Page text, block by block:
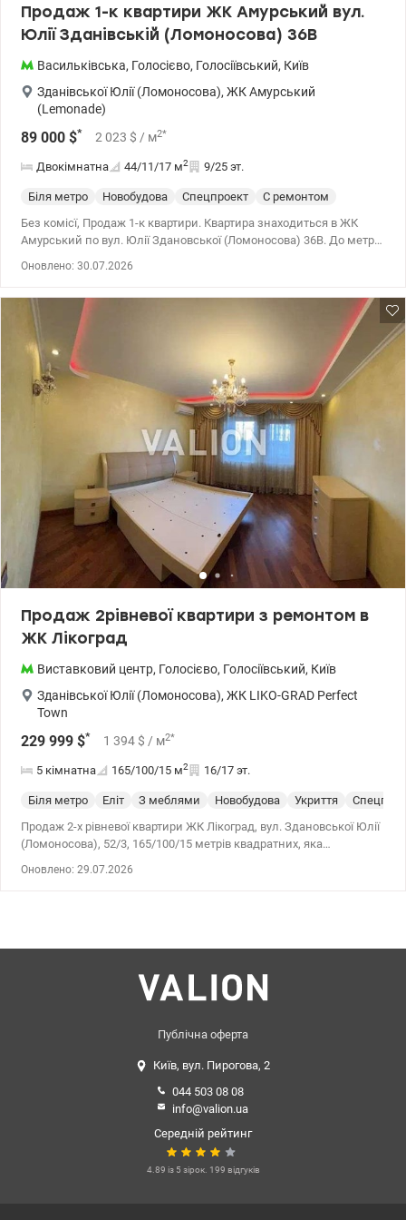
ВДНГ (Національний комплекс «Експоцентр України»), ТРЦ
«Магелан», Київський іподром, Льодовий стадіон, ТЦ «Магелан»,
басейнами «Sport-Life». До метро Васильківська та Голосіївська -
10 хв. пішки. Розглядаємо продаж за державними програмами.
Телефонуйте. Завжди рада допомогти. Ціна 95000 у.о.,
0639593756 Ірина valion.ua/1145625
Продаж 1-к квартири ЖК Амурський вул.
Юлії Зданівській (Ломоносова) 36В
Васильківська, Голосієво, Голосіївський, Київ
Зданівської Юлії (Ломоносова), ЖК Амурський
(Lemonade)
89 000 $* 2 023 $ / м2*
Двокімнатна 44/11/17 м2 9/25 эт.
Біля метро Новобудова Спецпроект
С ремонтом
Без комісї, Продаж 1-к квартири. Квартира знаходиться в ЖК
Амурський по вул. Юлії Здановської (Ломоносова) 36В. До метро
консьєрж, 2 пасажирські і один грузовий ліфт. 9 поверх, площа
Лічильники на воду, електрику і опалення Анастасія 0932311808
Valion.ua/1139744 Ціна 89000 у.о
Оновлено: 30.07.2026
Продаж 2рівневої квартири з ремонтом в
ЖК Лікоград
Виставковий центр, Голосієво, Голосіївський, Київ
Зданівської Юлії (Ломоносова), ЖК LIKO-GRAD Perfect
Town
229 999 $* 1 394 $ / м2*
5 кімнатна 165/100/15 м2 16/17 эт.
Біля метро Еліт З меблями Новобудова Укриття
Продаж 2-х рівневої квартири ЖК Лікоград, вул. Здановської Юлії
(Ломоносова), 52/3, 165/100/15 метрів квадратних, яка
меблями та технікою. У квартирі ніхто не жив після ремонту.
Оксана 0677241286, valion.ua/1039332
Оновлено: 29.07.2026
Публічна оферта
Київ, вул. Пирогова, 2
044 503 08 08
info@valion.ua
Середній рейтинг
4.89 із 5 зірок. 199 відгуків